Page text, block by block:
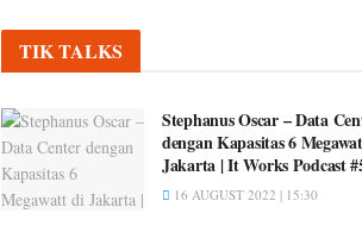
TIK TALKS
Stephanus Oscar – Data
dengan Kapasitas 6
Jakarta | It Works Podcast
16 AUGUST 2022 | 15:30